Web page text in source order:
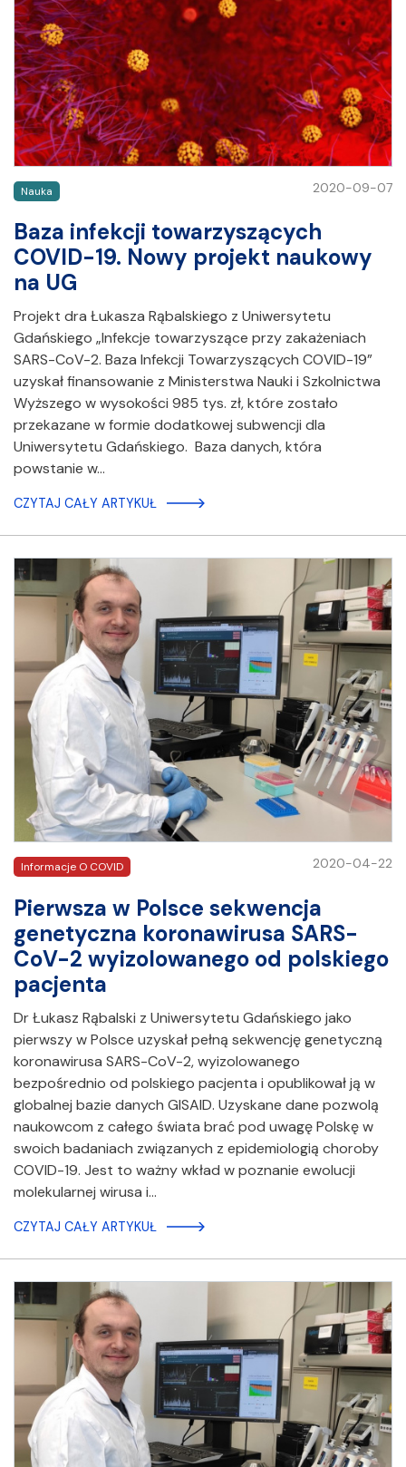
Nauka 2020-09-07
Baza infekcji towarzyszących
COVID-19. Nowy projekt naukowy
na UG
Projekt dra Łukasza Rąbalskiego z Uniwersytetu
Gdańskiego „Infekcje towarzyszące przy zakażeniach
SARS-CoV-2. Baza Infekcji Towarzyszących COVID-19”
uzyskał finansowanie z Ministerstwa Nauki i Szkolnictwa
Wyższego w wysokości 985 tys. zł, które zostało
przekazane w formie dodatkowej subwencji dla
Uniwersytetu Gdańskiego. Baza danych, która
powstanie w…
CZYTAJ CAŁY ARTYKUŁ
Informacje O COVID 2020-04-22
Pierwsza w Polsce sekwencja
genetyczna koronawirusa SARS-
CoV-2 wyizolowanego od polskiego
pacjenta
Dr Łukasz Rąbalski z Uniwersytetu Gdańskiego jako
pierwszy w Polsce uzyskał pełną sekwencję genetyczną
koronawirusa SARS-CoV-2, wyizolowanego
bezpośrednio od polskiego pacjenta i opublikował ją w
globalnej bazie danych GISAID. Uzyskane dane pozwolą
naukowcom z całego świata brać pod uwagę Polskę w
swoich badaniach związanych z epidemiologią choroby
COVID-19. Jest to ważny wkład w poznanie ewolucji
molekularnej wirusa i…
CZYTAJ CAŁY ARTYKUŁ